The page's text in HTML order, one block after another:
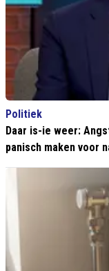
Politiek
Daar is-ie weer:
panisch maken voor